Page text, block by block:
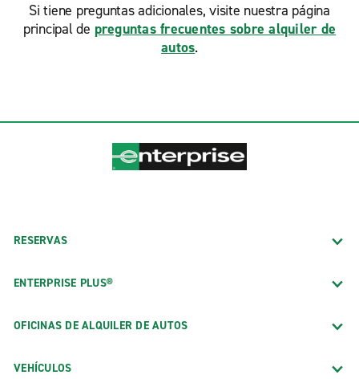
Si tiene preguntas adicionales, visite nuestra página
principal de preguntas frecuentes sobre alquiler de
autos.
RESERVAS
ENTERPRISE PLUS®
OFICINAS DE ALQUILER DE AUTOS
VEHÍCULOS